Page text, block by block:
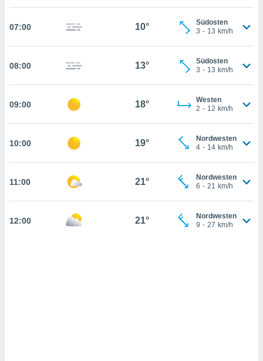
auf die
oder
es uns
der
07:00 10°
Südosten
3 - 13 km/h
08:00 13°
Südosten
3 - 13 km/h
09:00 18°
Westen
2 - 12 km/h
10:00 19°
Nordwesten
4 - 14 km/h
11:00 21°
Nordwesten
6 - 21 km/h
12:00 21°
Nordwesten
9 - 27 km/h